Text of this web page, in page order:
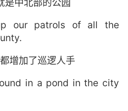
是中北部的公园
our patrols of all the
增加了巡逻人手
in a pond in the city